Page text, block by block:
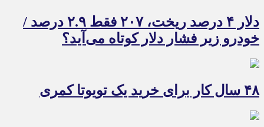
دلار ۴ درصد ریخت، ۲۰۷ فقط ۲.۹ درصد /
خودرو زیر فشار دلار کوتاه می‌آید؟
۴۸ سال کار برای خرید یک تویوتا کمری